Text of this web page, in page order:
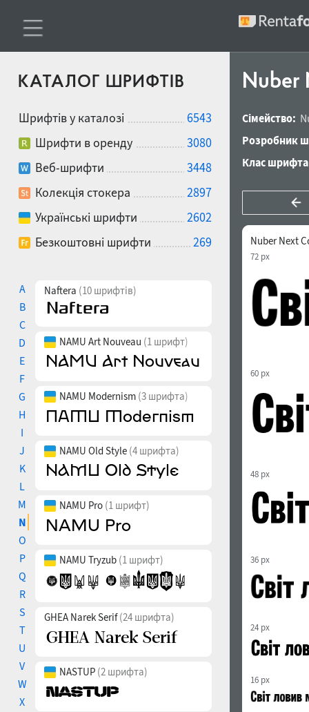
КАТАЛОГ ШРИФТІВ
Шрифтів у каталозі
6543
Шрифти в оренду
3080
Веб-шрифти
3448
Колекція стокера
2897
Українські шрифти
2602
Безкоштовні шрифти
269
A
B
C
D
E
F
G
H
I
J
K
L
M
N
O
P
Q
R
S
T
U
V
W
X
Naftera (10 шрифтів)
NAMU Art Nouveau (1 шрифт)
NAMU Modernism (3 шрифта)
NAMU Old Style (4 шрифта)
NAMU Pro (1 шрифт)
NAMU Tryzub (1 шрифт)
GHEA Narek Serif(24 шрифта)
NASTUP (2 шрифта)
Nuber
Сімейство:
Розробник
Клас
Nuber Next
72 px
60 px
48 px
36 px
24 px
16 px